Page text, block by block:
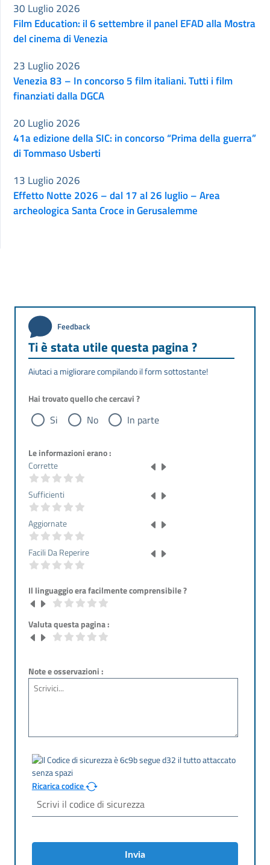
Film Education: il 6 settembre il panel EFAD alla Mostra
del cinema di Venezia
30 Luglio 2026
Venezia 83 – In concorso 5 film italiani. Tutti i film
finanziati dalla DGCA
23 Luglio 2026
41a edizione della SIC: in concorso “Prima della guerra”
di Tommaso Usberti
20 Luglio 2026
Effetto Notte 2026 – dal 17 al 26 luglio – Area
archeologica Santa Croce in Gerusalemme
13 Luglio 2026
Feedback
Ti è stata utile questa pagina ?
Aiutaci a migliorare compilando il form sottostante!
Hai trovato quello che cercavi ?
Si No In parte
Le informazioni erano :
Corrette
Sufficienti
Aggiornate
Facili Da Reperire
Il linguaggio era facilmente comprensibile ?
Valuta questa pagina :
Note e osservazioni :
Ricarica codice
Invia